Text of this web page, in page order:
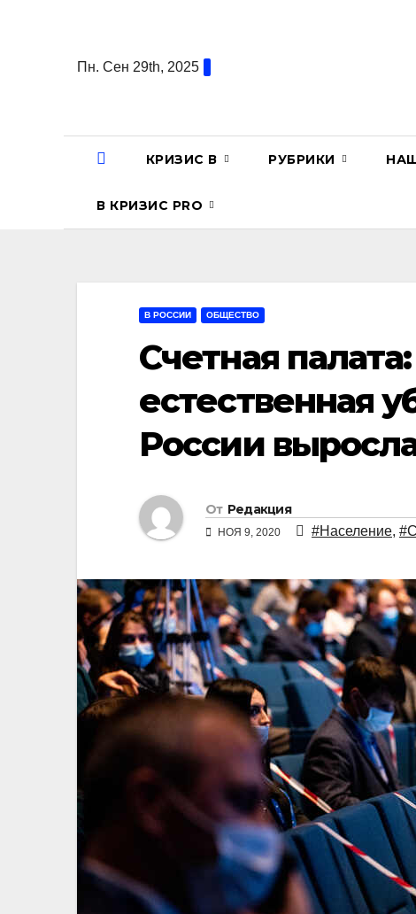
содержаниюПн. Сен 29th, 2025
КРИЗИС В РУБРИКИ
В КРИЗИС PRO
В РОССИИ ОБЩЕСТВО
Счетная
естественная
России
От Редакция
НОЯ 9, 2020 #Население,